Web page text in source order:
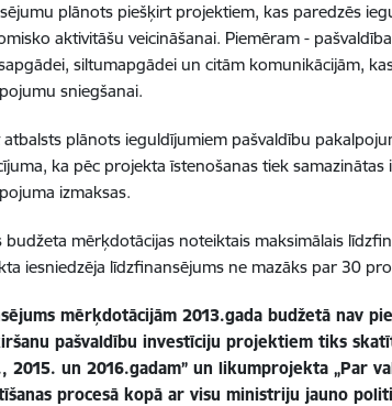
plānots piešķirt projektiem, kas paredzēs
aktivitāšu veicināšanai. Piemēram -
siltumapgādei un citām komunikācijām,
sniegšanai.
atbalsts plānots ieguldījumiem pašvaldību
ka pēc projekta īstenošanas tiek
izmaksas.
budžeta mērķdotācijas noteiktais maksimālais
iesniedzēja līdzfinansējums ne mazāks par 30
mērķdotācijām 2013.gada budžetā nav
pašvaldību investīciju projektiem tiks
2015. un 2016.gadam” un likumprojekta „Par
procesā kopā ar visu ministriju jauno